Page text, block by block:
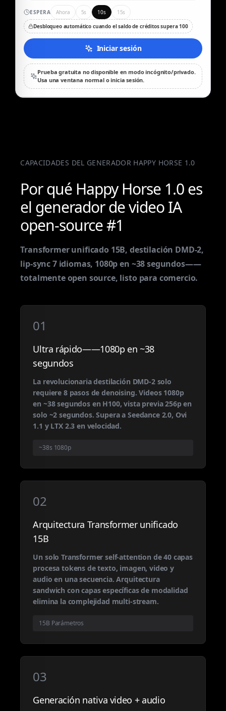
ESPERA Ahora 5s 10s
15s
Desbloqueo automático cuando el saldo de créditos supera 100
Iniciar sesión
Prueba gratuita no disponible en modo incógnito/privado.
Usa una ventana normal o inicia sesión.
CAPACIDADES DEL GENERADOR HAPPY HORSE 1.0
Por qué Happy Horse 1.0 es
el generador de video IA
open-source #1
Transformer unificado 15B, destilación DMD-2,
lip-sync 7 idiomas, 1080p en ~38 segundos——
totalmente open source, listo para comercio.
01
Ultra rápido——1080p en ~38
segundos
La revolucionaria destilación DMD-2 solo
requiere 8 pasos de denoising. Videos 1080p
en ~38 segundos en H100, vista previa 256p en
solo ~2 segundos. Supera a Seedance 2.0, Ovi
1.1 y LTX 2.3 en velocidad.
~38s 1080p
02
Arquitectura Transformer unificado
15B
Un solo Transformer self-attention de 40 capas
procesa tokens de texto, imagen, video y
audio en una secuencia. Arquitectura
sandwich con capas específicas de modalidad
elimina la complejidad multi-stream.
15B Parámetros
03
Generación nativa video + audio